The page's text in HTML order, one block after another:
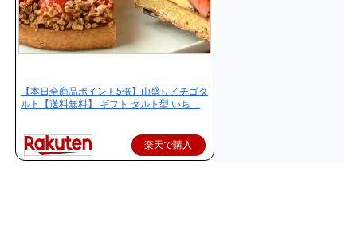
【本日全商品ポイント5倍】山盛りイチゴタ
ルト【送料無料】 ギフト タルト型 いち…
楽天で購入